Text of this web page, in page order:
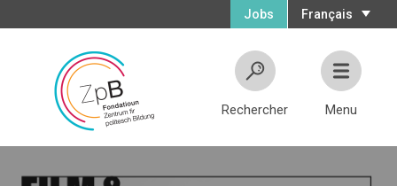
Français
Jobs
Rechercher Menu